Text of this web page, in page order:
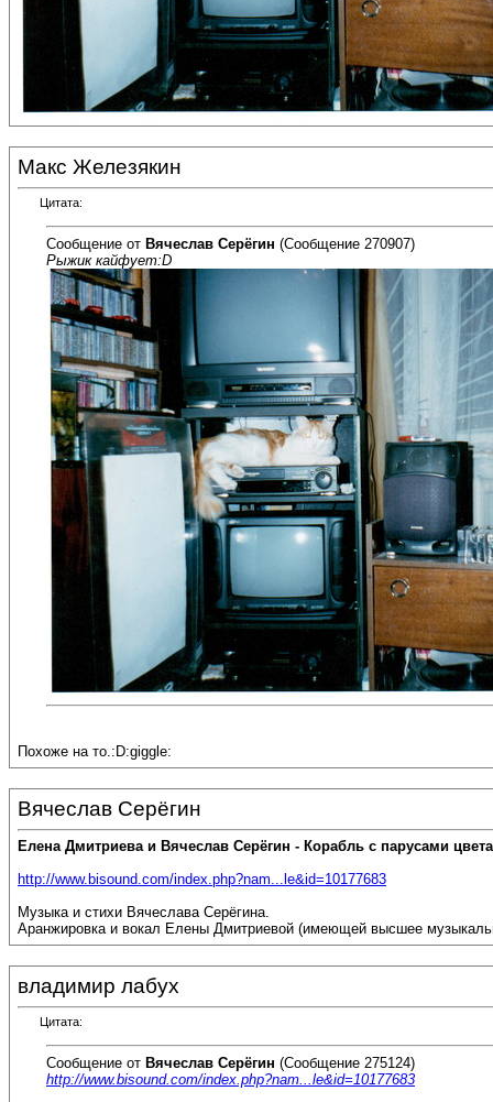
Макс Железякин
Цитата:
Сообщение от Вячеслав Серёгин (Сообщение 270907)
Рыжик кайфует:D
Похоже на то.:D:giggle:
Вячеслав Серёгин
Елена Дмитриева и Вячеслав Серёгин - Корабль с парусами
http://www.bisound.com/index.php?nam...le&id=10177683
Музыка и стихи Вячеслава Серёгина.
Аранжировка и вокал Елены Дмитриевой (имеющей высшее
владимир лабух
Цитата:
Сообщение от Вячеслав Серёгин (Сообщение 275124)
http://www.bisound.com/index.php?nam...le&id=10177683